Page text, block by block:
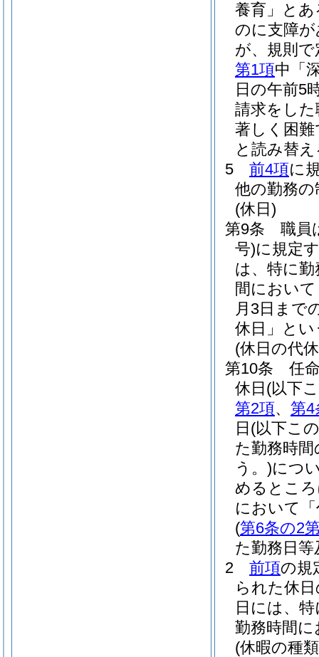
養育」と
のに支障
が、規則
第1項中「
日の午前5
請求をし
著しく困
と読み替
5
前4項に
他の勤務
(休日)
第9条
職員
号)に規定
は、特に
間におい
月3日まで
休日」とい
(休日の代
第10条
任
休日 (以下
第2項、 第4
日 (以下こ
た勤務時間
う。)につ
めるとこ
において
(第6条の2
た勤務日
2
前項の規
られた休
日には、
勤務時間
(休暇の種